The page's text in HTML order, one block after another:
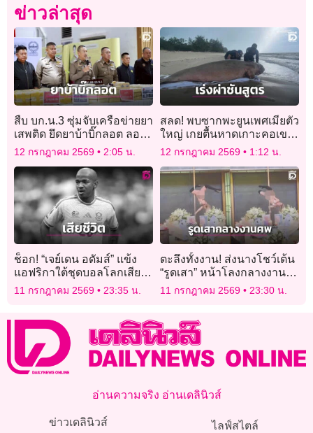
ข่าวล่าสุด
สืบ บก.น.3 ซุ่มจับเครือข่ายยา
เสพติด ยึดยาบ้าบิ๊กลอต ลอบ
ขนเข้ากรุง
12 กรกฎาคม 2569 2:05 น.
สลด! พบซากพะยูนเพศเมียตัว
ใหญ่ เกยตื้นหาดเกาะคอเขา
พังงา เร่งผ่าชันสูตรหาสาเหตุ
12 กรกฎาคม 2569 1:12 น.
ช็อก! “เจย์เดน อดัมส์” แข้ง
แอฟริกาใต้ชุดบอลโลกเสีย
ชีวิต
11 กรกฎาคม 2569 23:35 น.
ตะลึงทั้งงาน! ส่งนางโชว์เต้น
“รูดเสา” หน้าโลงกลางงาน
พิธีศพเจ้าของบาร์เก่าย่าน
“โคมแดง”
11 กรกฎาคม 2569 23:30 น.
อ่านความจริง อ่านเดลินิวส์
ข่าวเดลินิวส์ ไลฟ์สไตล์